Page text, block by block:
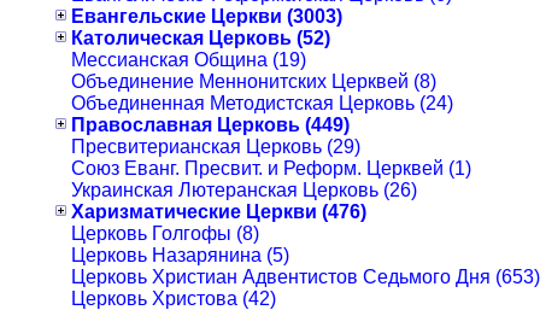
Евангельские Церкви (3003)
Католическая Церковь (52)
Мессианская Община (19)
Объединение Меннонитских Церквей (8)
Объединенная Методистская Церковь (24)
Православная Церковь (449)
Пресвитерианская Церковь (29)
Союз Еванг. Пресвит. и Реформ. Церквей (1)
Украинская Лютеранская Церковь (26)
Харизматические Церкви (476)
Церковь Голгофы (8)
Церковь Назарянина (5)
Церковь Христиан Адвентистов Седьмого Дня (653)
Церковь Христова (42)